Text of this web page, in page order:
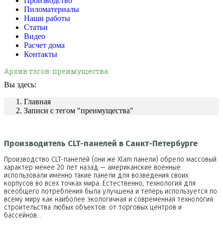
Пиломатериалы
Наши работы
Статьи
Видео
Расчет дома
Контакты
Архив тэгов: преимущества
Вы здесь:
Главная
Записи с тегом "преимущества"
Производитель CLT-панелей в Санкт-Петербурге
Производство CLT-панелей (они же Xlam панели) обрело массовый
характер менее 20 лет назад — американские военные
использовали именно такие панели для возведения своих
корпусов во всех точках мира. Естественно, технология для
всеобщего потребления была улучшена и теперь используется по
всему миру как наиболее экологичная и современная технология
строительства любых объектов: от торговых центров и
бассейнов…